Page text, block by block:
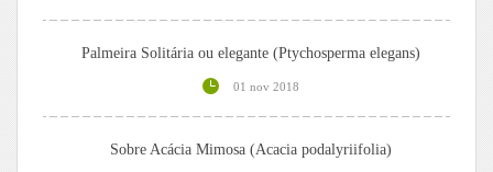
Palmeira Solitária ou elegante (Ptychosperma elegans)
01 nov 2018
Sobre Acácia Mimosa (Acacia podalyriifolia)